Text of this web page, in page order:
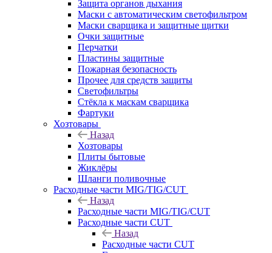
Защита органов дыхания
Маски с автоматическим светофильтром
Маски сварщика и защитные щитки
Очки защитные
Перчатки
Пластины защитные
Пожарная безопасность
Прочее для средств защиты
Светофильтры
Стёкла к маскам сварщика
Фартуки
Хозтовары
Назад
Хозтовары
Плиты бытовые
Жиклёры
Шланги поливочные
Расходные части MIG/TIG/CUT
Назад
Расходные части MIG/TIG/CUT
Расходные части CUT
Назад
Расходные части CUT